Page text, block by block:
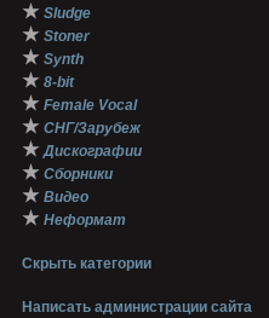
★ Sludge
★ Stoner
★ Synth
★ 8-bit
★ Female Vocal
★ СНГ/Зарубеж
★ Дискографии
★ Сборники
★ Видео
★ Неформат
Скрыть категории
Написать администрации сайта